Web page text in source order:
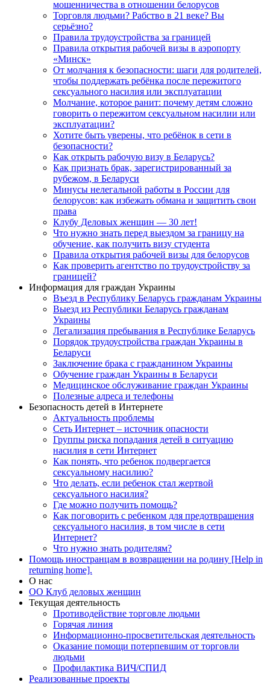
мошенничества в отношении белорусов
Торговля людьми? Рабство в 21 веке? Вы
серьёзно?
Правила трудоустройства за границей
Правила открытия рабочей визы в аэропорту
«Минск»
От молчания к безопасности: шаги для родителей,
чтобы поддержать ребёнка после пережитого
сексуального насилия или эксплуатации
Молчание, которое ранит: почему детям сложно
говорить о пережитом сексуальном насилии или
эксплуатации?
Хотите быть уверены, что ребёнок в сети в
безопасности?
Как открыть рабочую визу в Беларусь?
Как признать брак, зарегистрированный за
рубежом, в Беларуси
Минусы нелегальной работы в России для
белорусов: как избежать обмана и защитить свои
права
Клубу Деловых женщин — 30 лет!
Что нужно знать перед выездом за границу на
обучение, как получить визу студента
Правила открытия рабочей визы для белорусов
Как проверить агентство по трудоустройству за
границей?
Информация для граждан Украины
Въезд в Республику Беларусь гражданам Украины
Выезд из Республики Беларусь гражданам
Украины
Легализация пребывания в Республике Беларусь
Порядок трудоустройства граждан Украины в
Беларуси
Заключение брака с гражданином Украины
Обучение граждан Украины в Беларуси
Медицинское обслуживание граждан Украины
Полезные адреса и телефоны
Безопасность детей в Интернете
Актуальность проблемы
Сеть Интернет – источник опасности
Группы риска попадания детей в ситуацию
насилия в сети Интернет
Как понять, что ребенок подвергается
сексуальному насилию?
Что делать, если ребенок стал жертвой
сексуального насилия?
Где можно получить помощь?
Как поговорить с ребенком для предотвращения
сексуального насилия, в том числе в сети
Интернет?
Что нужно знать родителям?
Помощь иностранцам в возвращении на родину [Help in
returning home].
О нас
ОО Клуб деловых женщин
Текущая деятельность
Противодействие торговле людьми
Горячая линия
Информационно-просветительская деятельность
Оказание помощи потерпевшим от торговли
людьми
Профилактика ВИЧ/СПИД
Реализованные проекты